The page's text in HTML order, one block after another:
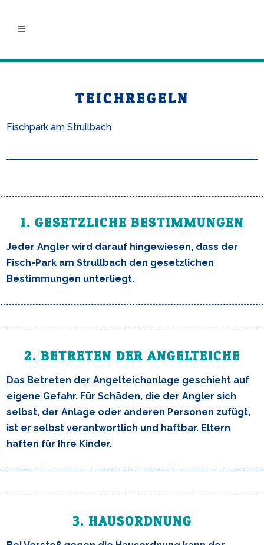
TEICHREGELN
Fischpark am Strullbach
1. GESETZLICHE BESTIMMUNGEN
Jeder Angler wird darauf hingewiesen, dass der
Fisch-Park am Strullbach den gesetzlichen
Bestimmungen unterliegt.
2. BETRETEN DER ANGELTEICHE
Das Betreten der Angelteichanlage geschieht auf
eigene Gefahr. Für Schäden, die der Angler sich
selbst, der Anlage oder anderen Personen zufügt,
ist er selbst verantwortlich und haftbar. Eltern
haften für Ihre Kinder.
3. HAUSORDNUNG